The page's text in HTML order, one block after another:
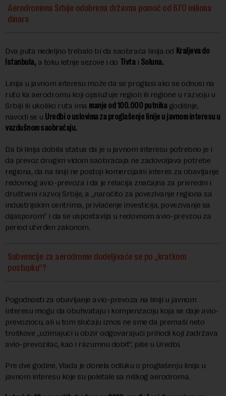
Aerodromima Srbije odobrena državna pomoć od 670 miliona
dinara
Dva puta nedeljno trebalo bi da saobraća linija od Kraljeva do
Istanbula, a toku letnje sezove i do Tivtai Soluna.
Linija u javnom interesu može da se proglasi ako se odnosi na
rutu ka aerodromu koji opslužuje region ili regione u razvoju u
Srbiji ili ukoliko ruta ima manje od 100.000 putnikagodišnje,
navodi se u Uredbi o uslovima za proglašenje linije u javnom interesu u
vazdušnom saobraćaju.
Da bi linija dobila status da je u javnom interesu potrebno je i
da prevoz drugim vidom saobraćaja ne zadovoljava potrebe
regiona, da na liniji ne postoji komercijalni interes za obavljanje
redovnog avio-prevoza i da je relacija značajna za privredni i
društveni razvoj Srbije, a „naročito za povezivanje regiona sa
industrijskim centrima, privlačenje investicija, povezivanje sa
dijasporom“ i da se uspostavlja u redovnom avio-prevzou za
period utvrđen zakonom.
Subvencije za aerodrome dodeljivaće se po „kratkom
postupku“?
Pogodnosti za obavljanje avio-prevoza na liniji u javnom
interesu mogu da obuhvataju i kompenzaciju koja se daje avio-
prevoziocu, ali u tom slučaju iznos ne sme da premaši neto
troškove „uzimajući u obzir odgovarajući prihodi koji zadržava
avio-prevozilac, kao i razumnu dobit“, piše u Uredbi.
Pre dve godine, Vlada je donela odluku o proglašenju linija u
javnom interesu koje su poletale sa niškog aerodroma.